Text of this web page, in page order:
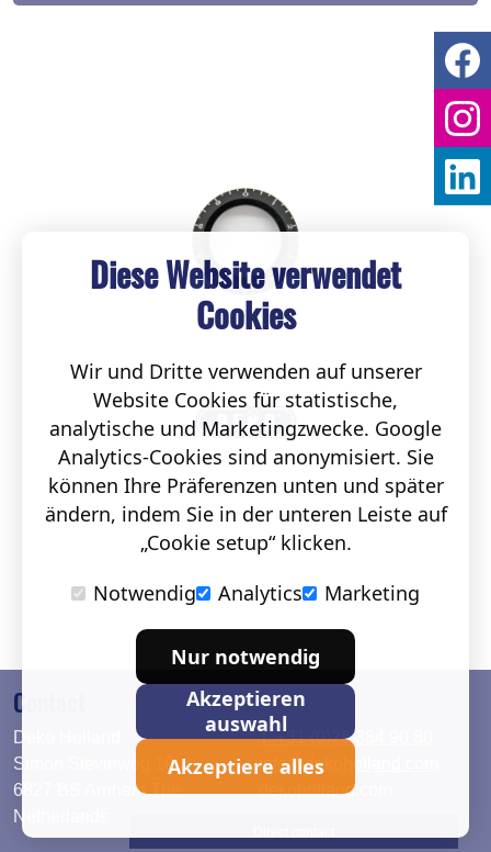
Contact
Deko Holland
Simon Stevinweg 19
6827 BS Arnhem The
Netherlands
T. +31 (0)26 384 90 80
info@dekoholland.com
dekoholland.com
Diese Website verwendet
Cookies
Wir und Dritte verwenden auf unserer
Website Cookies für statistische,
analytische und Marketingzwecke. Google
Analytics-Cookies sind anonymisiert. Sie
können Ihre Präferenzen unten und später
ändern, indem Sie in der unteren Leiste auf
„Cookie setup“ klicken.
Notwendig
Analytics Marketing
Nur notwendig
Akzeptieren
auswahl
Akzeptiere alles